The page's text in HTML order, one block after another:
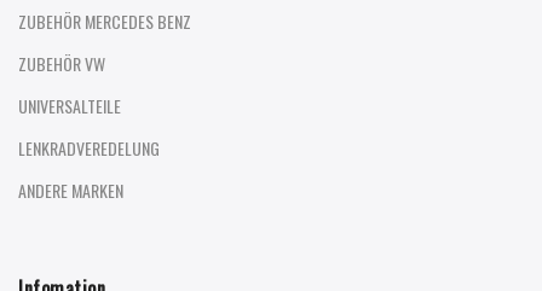
ZUBEHÖR MERCEDES BENZ
ZUBEHÖR VW
UNIVERSALTEILE
LENKRADVEREDELUNG
ANDERE MARKEN